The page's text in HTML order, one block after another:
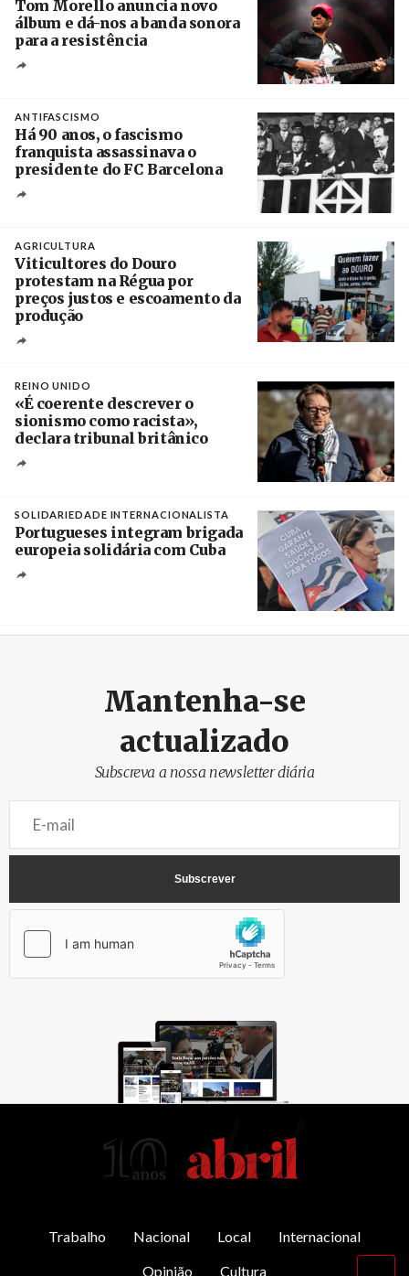
Tom Morello anuncia novo
álbum e dá-nos a banda sonora
para a resistência
ANTIFASCISMO
Há 90 anos, o fascismo
franquista assassinava o
presidente do FC Barcelona
AGRICULTURA
Viticultores do Douro
protestam na Régua por
preços justos e escoamento da
produção
REINO UNIDO
«É coerente descrever o
sionismo como racista»,
declara tribunal britânico
SOLIDARIEDADE INTERNACIONALISTA
Portugueses integram brigada
europeia solidária com Cuba
Mantenha-se
actualizado
Subscreva a nossa newsletter diária
Trabalho Nacional Local
Internacional
Opinião
Cultura